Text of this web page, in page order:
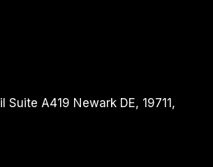
Suite A419 Newark DE, 19711,